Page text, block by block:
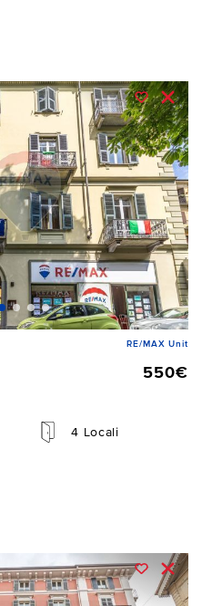
RE/MAX Unit
550€
4 Locali